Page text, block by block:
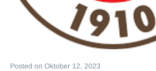
Posted on Oktober 12, 2023